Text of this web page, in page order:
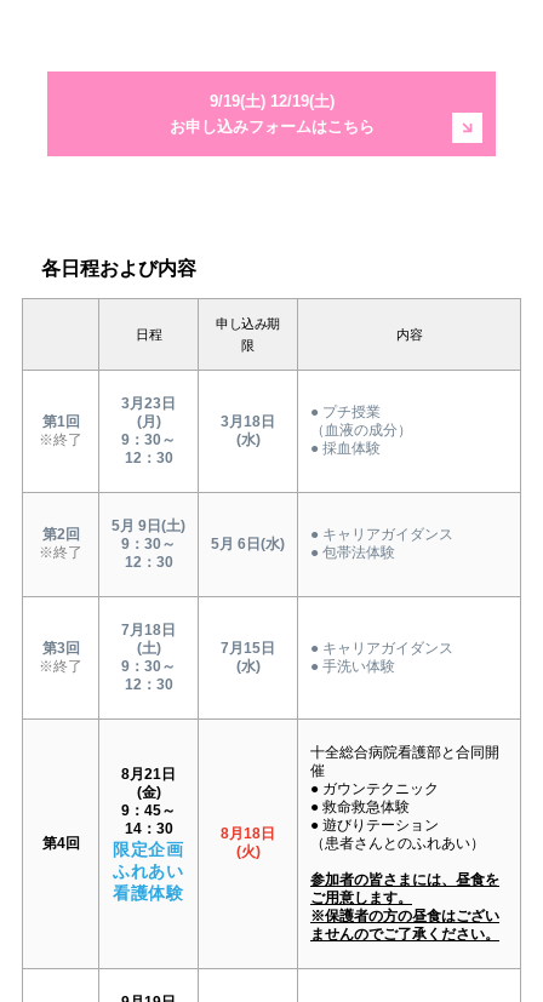
9/19(土) 12/19(土)
お申し込みフォームはこちら
各日程および内容
日程
申し込み期
限
内容
第1回
※終了
3月23日
(月)
9：30～
12：30
3月18日
(水)
● プチ授業
（血液の成分）
● 採血体験
第2回
※終了
5月 9日(土)
9：30～
12：30
5月 6日(水)
● キャリアガイダンス
● 包帯法体験
第3回
※終了
7月18日
(土)
9：30～
12：30
7月15日
(水)
● キャリアガイダンス
● 手洗い体験
第4回
8月21日
(金)
9：45～
14：30
限定企画
ふれあい
看護体験
8月18日
(火)
十全総合病院看護部と合同開
催
● ガウンテクニック
● 救命救急体験
● 遊びりテーション
（患者さんとのふれあい）
参加者の皆さまには、昼食を
ご用意します。
※保護者の方の昼食はござい
ませんのでご了承ください。